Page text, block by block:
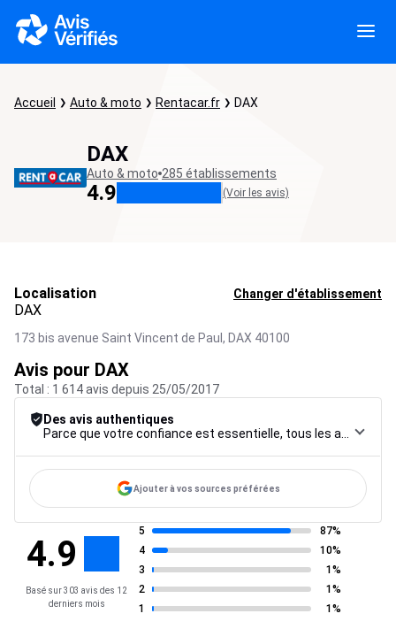
Accueil Auto & moto Rentacar.fr DAX
DAX
Auto & moto 285 établissements
4.9 (Voir les avis)
Localisation Changer d'établissement
DAX
173 bis avenue Saint Vincent de Paul, DAX 40100
Avis pour DAX
Total : 1 614 avis depuis 25/05/2017
Des avis authentiques
Ajouter à vos sources préférées
4.9
Basé sur 303 avis des 12
derniers mois
5
87%
4
10%
3
1%
2
1%
1
1%